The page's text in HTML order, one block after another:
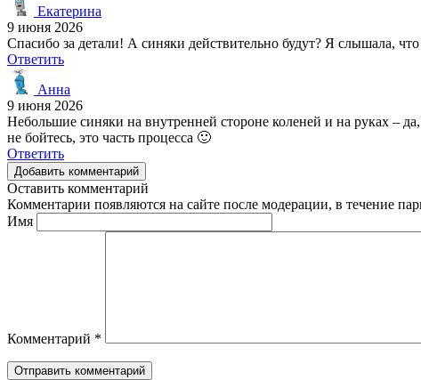
Екатерина
9 июня 2026
Спасибо за детали! А синяки действительно будут? Я слышала,
Ответить
Анна
9 июня 2026
Небольшие синяки на внутренней стороне коленей и на руках –
не бойтесь, это часть процесса 🙂
Ответить
Добавить комментарий
Оставить комментарий
Комментарии появляются на сайте после модерации, в течение
Имя
Комментарий *